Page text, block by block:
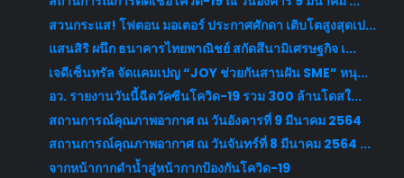
สวนกระแส! โฟตอน มอเตอร์ ประกาศศักดา เติบโตสูงสุดเป...
แสนสิริ ผนึก ธนาคารไทยพาณิชย์ สกัดสึนามิเศรษฐกิจ เ...
เจดีเซ็นทรัล จัดแคมเปญ “JOY ช่วยกันสานฝัน SME” หนุ...
อว. รายงานวันนี้ฉีดวัคซีนโควิด-19 รวม 300 ล้านโดสใ...
สถานการณ์คุณภาพอากาศ ณ วันอังคารที่ 9 มีนาคม 2564
สถานการณ์คุณภาพอากาศ ณ วันจันทร์ที่ 8 มีนาคม 2564 ...
จากหน้ากากดำน้ำสู่หน้ากากป้องกันโควิด-19